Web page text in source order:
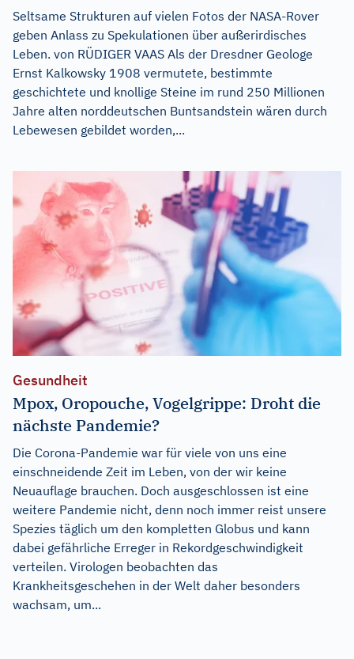
Seltsame Strukturen auf vielen Fotos der NASA-Rover
geben Anlass zu Spekulationen über außerirdisches
Leben. von RÜDIGER VAAS Als der Dresdner Geologe
Ernst Kalkowsky 1908 vermutete, bestimmte
geschichtete und knollige Steine im rund 250 Millionen
Jahre alten norddeutschen Buntsandstein wären durch
Lebewesen gebildet worden,...
Gesundheit
Mpox, Oropouche, Vogelgrippe: Droht die
nächste Pandemie?
Die Corona-Pandemie war für viele von uns eine
einschneidende Zeit im Leben, von der wir keine
Neuauflage brauchen. Doch ausgeschlossen ist eine
weitere Pandemie nicht, denn noch immer reist unsere
Spezies täglich um den kompletten Globus und kann
dabei gefährliche Erreger in Rekordgeschwindigkeit
verteilen. Virologen beobachten das
Krankheitsgeschehen in der Welt daher besonders
wachsam, um...